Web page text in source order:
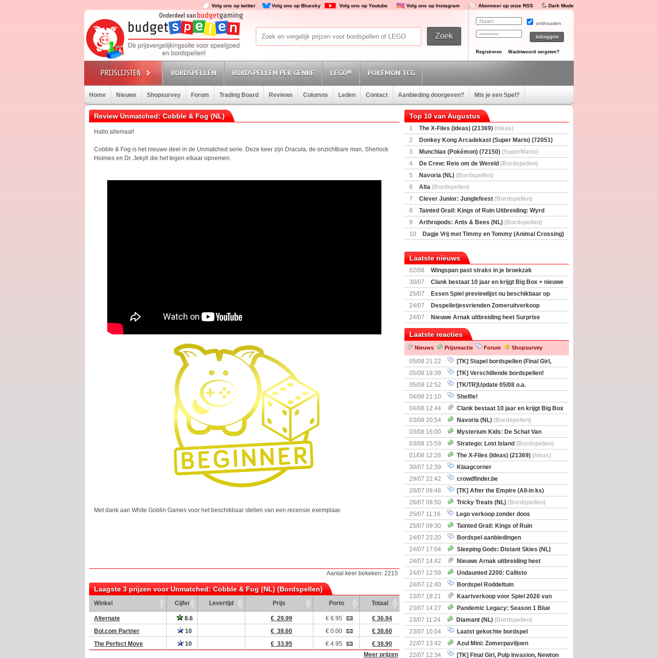
Volg ons op twitter Volg ons op Bluesky Volg ons op Youtube Volg ons op Instagram Abonneer op onze RSS Dark Mode
onthouden
Registreren Wachtwoord vergeten?
BORDSPELLEN BORDSPELLEN PER GENRE LEGO® POKÉMON TCG
Home Nieuws Shopsurvey Forum Trading Board Reviews Columns Leden Contact Aanbieding doorgeven? Mis je een Spel?
Review Unmatched: Cobble & Fog (NL)
Hallo allemaal!
Cobble & Fog is het nieuwe deel in de Unmatched serie. Deze keer zijn Dracula, de onzichtbare man, Sherlock
Holmes en Dr. Jekyll die het tegen elkaar opnemen.
Met dank aan White Goblin Games voor het beschikbaar stellen van een recensie exemplaar.
Aantal keer bekeken: 2215
Laagste 3 prijzen voor Unmatched: Cobble & Fog (NL) (Bordspellen)
Winkel Cijfer Levertijd Prijs Porto Totaal
Alternate 8.6 € 29.99 € 6.95
€ 36.94
Bol.com Partner
10 € 38.60 € 0.00
€ 38.60
The Perfect Move
10 € 33.95 € 4.95
€ 38.90
Meer prijzen
Top 10 van Augustus
1 The X-Files (Ideas) (21369) (Ideas)
2
Donkey Kong Arcadekast (Super Mario) (72051)
(SuperMario)
3 Munchlax (Pokémon) (72150) (SuperMario)
4
De Crew: Reis om de Wereld (Bordspellen)
5
Navoria (NL) (Bordspellen)
6
Alta (Bordspellen)
7
Clever Junior: Junglefeest (Bordspellen)
8
Tainted Grail: Kings of Ruin Uitbreiding: Wyrd
Encounters(Bordspellen)
9 Arthropods: Ants & Bees (NL) (Bordspellen)
10
Dagje Vrij met Timmy en Tommy (Animal Crossing)
Laatste nieuws
02/08
Wingspan past straks in je broekzak
30/07
Clank bestaat 10 jaar en krijgt Big Box + nieuwe
uitbreiding
25/07
Essen Spiel previewlijst nu beschikbaar op
Boardgamegeek
24/07
Despelletjesvrienden Zomeruitverkoop
weekend van start
24/07
Nieuwe Arnak uitbreiding heet Surprise
Laatste reacties
Nieuws Prijsreactie Forum Shopsurvey
05/08 21:22
[TK] Stapel bordspellen (Final Girl,
Nemesis Retaliation, Zombicide Invader)
05/08 19:39
[TK] Verschillende bordspellen!
05/08 12:52
[TK/TR]Update 05/08 o.a.
Prijsverlagingen, Imperium Horizons, 20 Strong
04/08 21:10
Shelfie!
04/08 12:44
Clank bestaat 10 jaar en krijgt Big Box
+ nieuwe uitbreiding
03/08 20:54 Navoria (NL) (Bordspellen)
03/08 16:00
Mysterium Kids: De Schat Van
Kapitein Boe
(Bordspellen)
03/08 15:59 Stratego: Lost Island (Bordspellen)
01/08 12:26
The X-Files (Ideas) (21369) (Ideas)
30/07 12:39
Klaagcorner
29/07 22:42
crowdfinder.be
28/07 09:48
[TK] After the Empire (All-in ks)
26/07 08:50
Tricky Treats (NL) (Bordspellen)
25/07 11:16
Lego verkoop zonder doos
25/07 09:30
Tainted Grail: Kings of Ruin
Uitbreiding: Wyrd Encounters(Bordspellen)
24/07 23:20
Bordspel aanbiedingen
24/07 17:04
Sleeping Gods: Distant Skies (NL)
(Bordspellen)
24/07 14:42
Nieuwe Arnak uitbreiding heet
Surprise Shipments
24/07 12:59
Undaunted 2200: Callisto
(Bordspellen)
24/07 12:40
Bordspel Roddeltuin
23/07 18:21
Kaartverkoop voor Spiel 2026 van
start
23/07 14:27
Pandemic Legacy: Season 1 Blue
(Bordspellen)
23/07 11:24 Diamant (NL) (Bordspellen)
23/07 10:04
Laatst gekochte bordspel
22/07 13:42
Azul Mini: Zomerpaviljoen
(Bordspellen)
22/07 12:34 [TK] Final Girl, Pulp Invasion, Newton